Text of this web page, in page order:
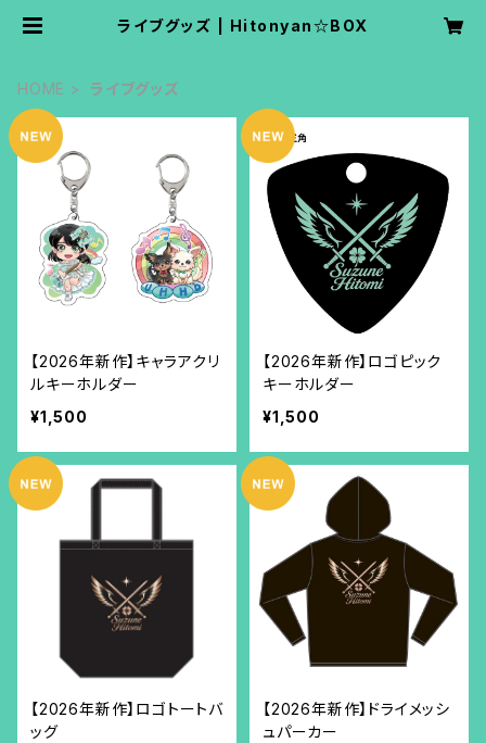
ライブグッズ | Hitonyan☆BOX
HOME ライブグッズ
【2026年新作】キャラアクリ
ルキーホルダー
¥1,500
【2026年新作】ロゴピック
キーホルダー
¥1,500
【2026年新作】ロゴトートバ
ッグ
【2026年新作】ドライメッシ
ュパーカー